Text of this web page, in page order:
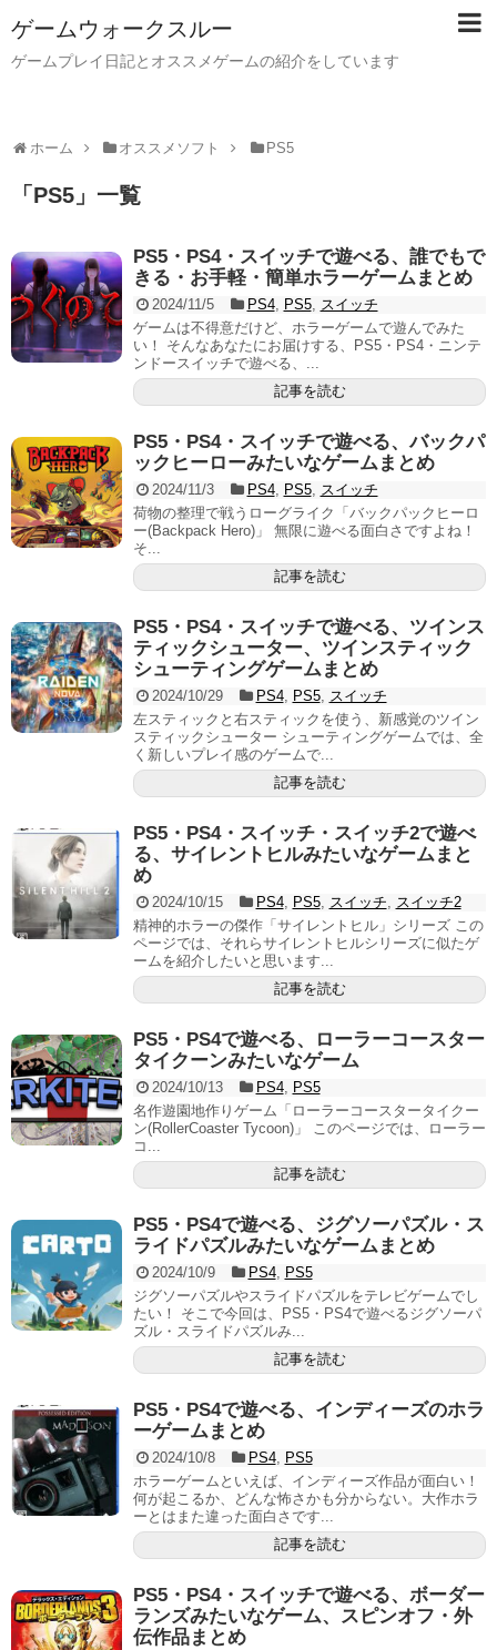
ゲームウォークスルー
ゲームプレイ日記とオススメゲームの紹介をしています
ホーム オススメソフト PS5
「 PS5 」 一覧
PS5・PS4・スイッチで遊べる、誰でもで
きる・お手軽・簡単ホラーゲームまとめ
2024/11/5 PS4, PS5, スイッチ
ゲームは不得意だけど、ホラーゲームで遊んでみた
い！ そんなあなたにお届けする、PS5・PS4・ニンテ
ンドースイッチで遊べる、...
記事を読む
PS5・PS4・スイッチで遊べる、バックパ
ックヒーローみたいなゲームまとめ
2024/11/3 PS4, PS5, スイッチ
荷物の整理で戦うローグライク「バックパックヒーロ
ー(Backpack Hero)」 無限に遊べる面白さですよね！
そ...
記事を読む
PS5・PS4・スイッチで遊べる、ツインス
ティックシューター、ツインスティック
シューティングゲームまとめ
2024/10/29 PS4, PS5, スイッチ
左スティックと右スティックを使う、新感覚のツイン
スティックシューター シューティングゲームでは、全
く新しいプレイ感のゲームで...
記事を読む
PS5・PS4・スイッチ・スイッチ2で遊べ
る、サイレントヒルみたいなゲームまと
め
2024/10/15 PS4, PS5, スイッチ, スイッチ2
精神的ホラーの傑作「サイレントヒル」シリーズ この
ページでは、それらサイレントヒルシリーズに似たゲ
ームを紹介したいと思います...
記事を読む
PS5・PS4で遊べる、ローラーコースター
タイクーンみたいなゲーム
2024/10/13 PS4, PS5
名作遊園地作りゲーム「ローラーコースタータイクー
ン(RollerCoaster Tycoon)」 このページでは、ローラー
コ...
記事を読む
PS5・PS4で遊べる、ジグソーパズル・ス
ライドパズルみたいなゲームまとめ
2024/10/9 PS4, PS5
ジグソーパズルやスライドパズルをテレビゲームでし
たい！ そこで今回は、PS5・PS4で遊べるジグソーパ
ズル・スライドパズルみ...
記事を読む
PS5・PS4で遊べる、インディーズのホラ
ーゲームまとめ
2024/10/8 PS4, PS5
ホラーゲームといえば、インディーズ作品が面白い！
何が起こるか、どんな怖さかも分からない。大作ホラ
ーとはまた違った面白さです...
記事を読む
PS5・PS4・スイッチで遊べる、ボーダー
ランズみたいなゲーム、スピンオフ・外
伝作品まとめ